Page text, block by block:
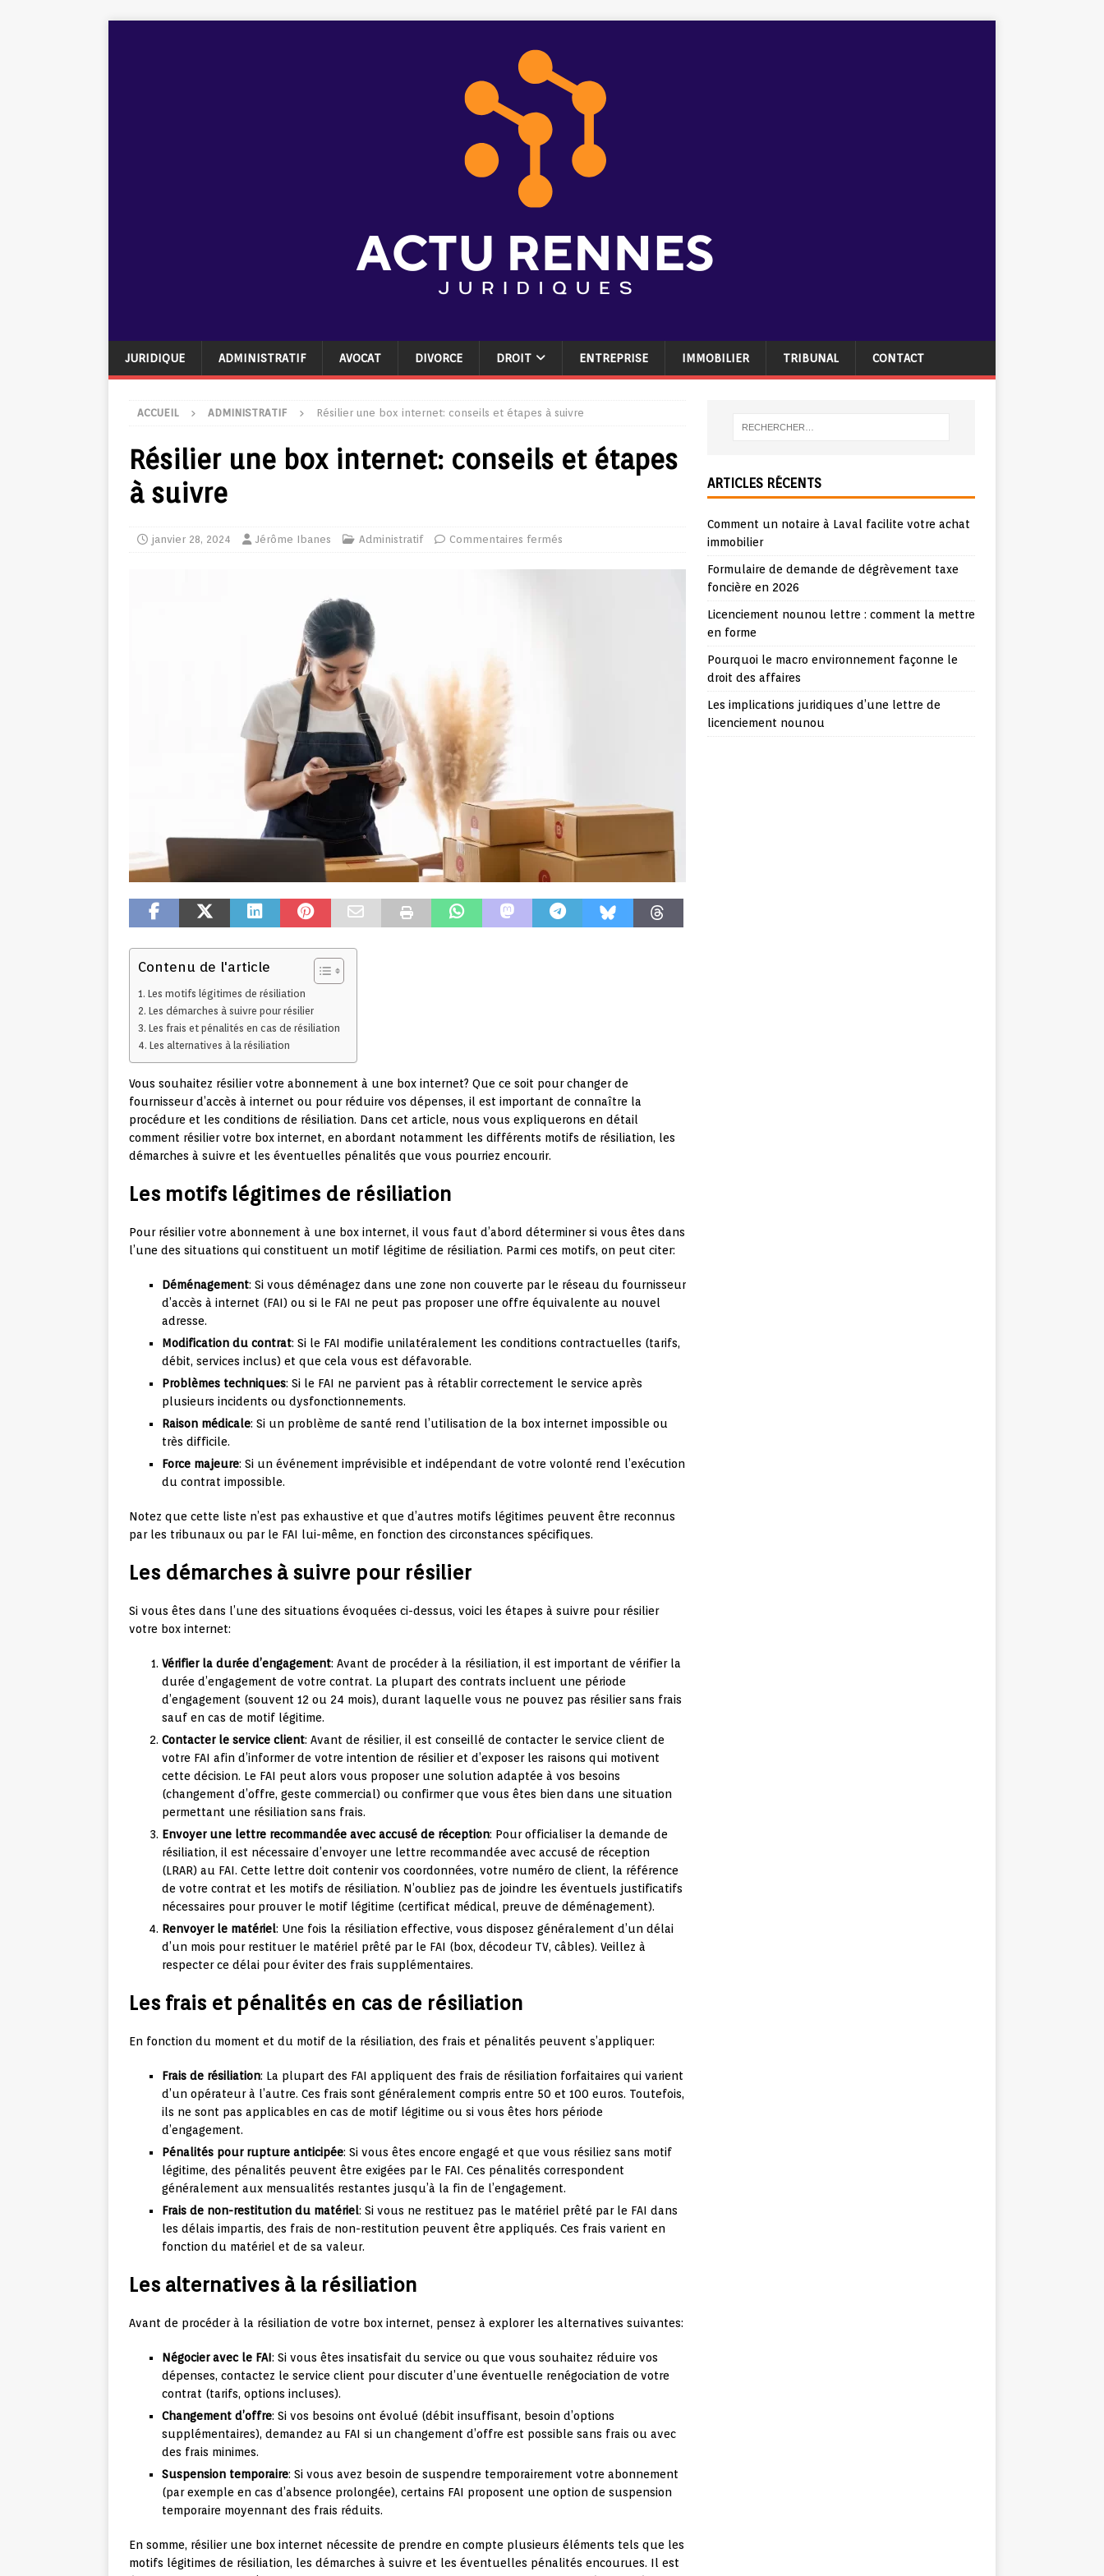
JURIDIQUE ADMINISTRATIF AVOCAT DIVORCE DROIT ENTREPRISE IMMOBILIER TRIBUNAL CONTACT
ACCUEIL ADMINISTRATIF Résilier une box internet: conseils et étapes à suivre
Résilier une box internet: conseils et étapes
à suivre
janvier 28, 2024 Jérôme Ibanes Administratif Commentaires fermés
Contenu de l'article
Les motifs légitimes de résiliation
Les démarches à suivre pour résilier
Les frais et pénalités en cas de résiliation
Les alternatives à la résiliation
Vous souhaitez résilier votre abonnement à une box internet? Que ce soit pour changer de
fournisseur d’accès à internet ou pour réduire vos dépenses, il est important de connaître la
procédure et les conditions de résiliation. Dans cet article, nous vous expliquerons en détail
comment résilier votre box internet, en abordant notamment les différents motifs de résiliation, les
démarches à suivre et les éventuelles pénalités que vous pourriez encourir.
Les motifs légitimes de résiliation
Pour résilier votre abonnement à une box internet, il vous faut d’abord déterminer si vous êtes dans
l’une des situations qui constituent un motif légitime de résiliation. Parmi ces motifs, on peut citer:
Déménagement: Si vous déménagez dans une zone non couverte par le réseau du fournisseur
d’accès à internet (FAI) ou si le FAI ne peut pas proposer une offre équivalente au nouvel
adresse.
Modification du contrat: Si le FAI modifie unilatéralement les conditions contractuelles (tarifs,
débit, services inclus) et que cela vous est défavorable.
Problèmes techniques: Si le FAI ne parvient pas à rétablir correctement le service après
plusieurs incidents ou dysfonctionnements.
Raison médicale: Si un problème de santé rend l’utilisation de la box internet impossible ou
très difficile.
Force majeure: Si un événement imprévisible et indépendant de votre volonté rend l’exécution
du contrat impossible.
Notez que cette liste n’est pas exhaustive et que d’autres motifs légitimes peuvent être reconnus
par les tribunaux ou par le FAI lui-même, en fonction des circonstances spécifiques.
Les démarches à suivre pour résilier
Si vous êtes dans l’une des situations évoquées ci-dessus, voici les étapes à suivre pour résilier
votre box internet:
Vérifier la durée d’engagement: Avant de procéder à la résiliation, il est important de vérifier la
durée d’engagement de votre contrat. La plupart des contrats incluent une période
d’engagement (souvent 12 ou 24 mois), durant laquelle vous ne pouvez pas résilier sans frais
sauf en cas de motif légitime.
Contacter le service client: Avant de résilier, il est conseillé de contacter le service client de
votre FAI afin d’informer de votre intention de résilier et d’exposer les raisons qui motivent
cette décision. Le FAI peut alors vous proposer une solution adaptée à vos besoins
(changement d’offre, geste commercial) ou confirmer que vous êtes bien dans une situation
permettant une résiliation sans frais.
Envoyer une lettre recommandée avec accusé de réception: Pour officialiser la demande de
résiliation, il est nécessaire d’envoyer une lettre recommandée avec accusé de réception
(LRAR) au FAI. Cette lettre doit contenir vos coordonnées, votre numéro de client, la référence
de votre contrat et les motifs de résiliation. N’oubliez pas de joindre les éventuels justificatifs
nécessaires pour prouver le motif légitime (certificat médical, preuve de déménagement).
Renvoyer le matériel: Une fois la résiliation effective, vous disposez généralement d’un délai
d’un mois pour restituer le matériel prêté par le FAI (box, décodeur TV, câbles). Veillez à
respecter ce délai pour éviter des frais supplémentaires.
Les frais et pénalités en cas de résiliation
En fonction du moment et du motif de la résiliation, des frais et pénalités peuvent s’appliquer:
Frais de résiliation: La plupart des FAI appliquent des frais de résiliation forfaitaires qui varient
d’un opérateur à l’autre. Ces frais sont généralement compris entre 50 et 100 euros. Toutefois,
ils ne sont pas applicables en cas de motif légitime ou si vous êtes hors période
d’engagement.
Pénalités pour rupture anticipée: Si vous êtes encore engagé et que vous résiliez sans motif
légitime, des pénalités peuvent être exigées par le FAI. Ces pénalités correspondent
généralement aux mensualités restantes jusqu’à la fin de l’engagement.
Frais de non-restitution du matériel: Si vous ne restituez pas le matériel prêté par le FAI dans
les délais impartis, des frais de non-restitution peuvent être appliqués. Ces frais varient en
fonction du matériel et de sa valeur.
Les alternatives à la résiliation
Avant de procéder à la résiliation de votre box internet, pensez à explorer les alternatives suivantes:
Négocier avec le FAI: Si vous êtes insatisfait du service ou que vous souhaitez réduire vos
dépenses, contactez le service client pour discuter d’une éventuelle renégociation de votre
contrat (tarifs, options incluses).
Changement d’offre: Si vos besoins ont évolué (débit insuffisant, besoin d’options
supplémentaires), demandez au FAI si un changement d’offre est possible sans frais ou avec
des frais minimes.
Suspension temporaire: Si vous avez besoin de suspendre temporairement votre abonnement
(par exemple en cas d’absence prolongée), certains FAI proposent une option de suspension
temporaire moyennant des frais réduits.
En somme, résilier une box internet nécessite de prendre en compte plusieurs éléments tels que les
motifs légitimes de résiliation, les démarches à suivre et les éventuelles pénalités encourues. Il est
ARTICLES RÉCENTS
Comment un notaire à Laval facilite votre achat
immobilier
Formulaire de demande de dégrèvement taxe
foncière en 2026
Licenciement nounou lettre : comment la mettre
en forme
Pourquoi le macro environnement façonne le
droit des affaires
Les implications juridiques d’une lettre de
licenciement nounou